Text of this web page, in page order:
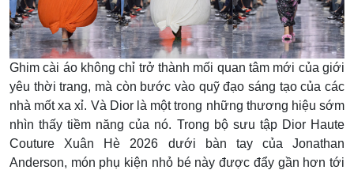
Ghim cài áo không chỉ trở thành mối quan tâm mới của giới
yêu thời trang, mà còn bước vào quỹ đạo sáng tạo của các
nhà mốt xa xỉ. Và Dior là một trong những thương hiệu sớm
nhìn thấy tiềm năng của nó. Trong bộ sưu tập Dior Haute
Couture Xuân Hè 2026 dưới bàn tay của Jonathan
Anderson, món phụ kiện nhỏ bé này được đẩy gần hơn tới